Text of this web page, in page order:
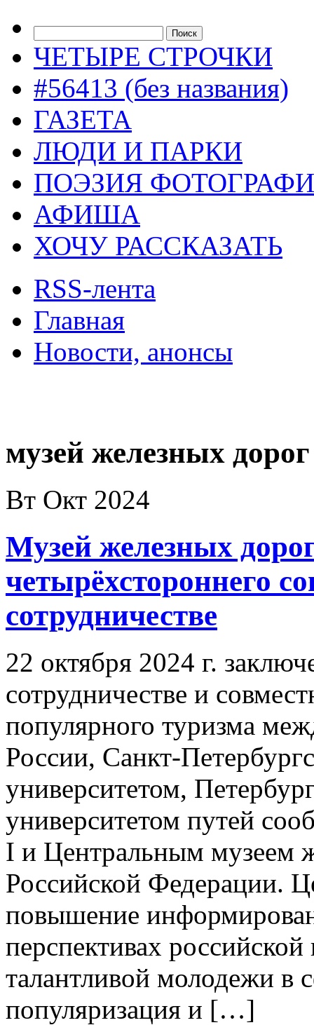
ЧЕТЫРЕ СТРОЧКИ
#56413 (без названия)
ГАЗЕТА
ЛЮДИ И ПАРКИ
ПОЭЗИЯ
АФИША
ХОЧУ РАССКАЗАТЬ
RSS-лента
Главная
Новости, анонсы
музей железных дорог
Вт Окт 2024
Музей железных
четырёхстороннего
сотрудничестве
22 октября 2024 г.
сотрудничестве и
популярного туризма
России, Санкт-
университетом,
университетом путей
I и Центральным музеем
Российской Федерации.
повышение
перспективах
талантливой молодежи в
популяризация и […]